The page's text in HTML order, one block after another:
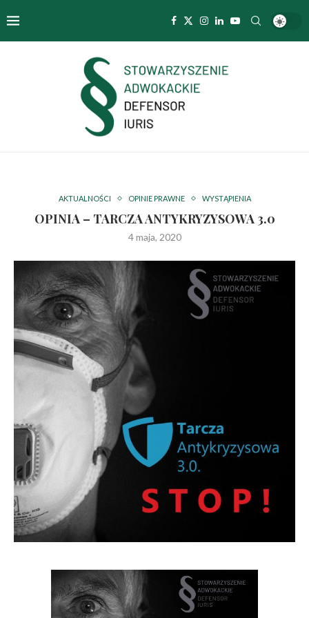
AKTUALNOŚCI OPINIE PRAWNE WYSTĄPIENIA
OPINIA – TARCZA ANTYKRYZYSOWA 3.0
4 maja, 2020